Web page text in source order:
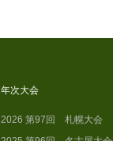
年次大会
2026 第97回 札幌大会